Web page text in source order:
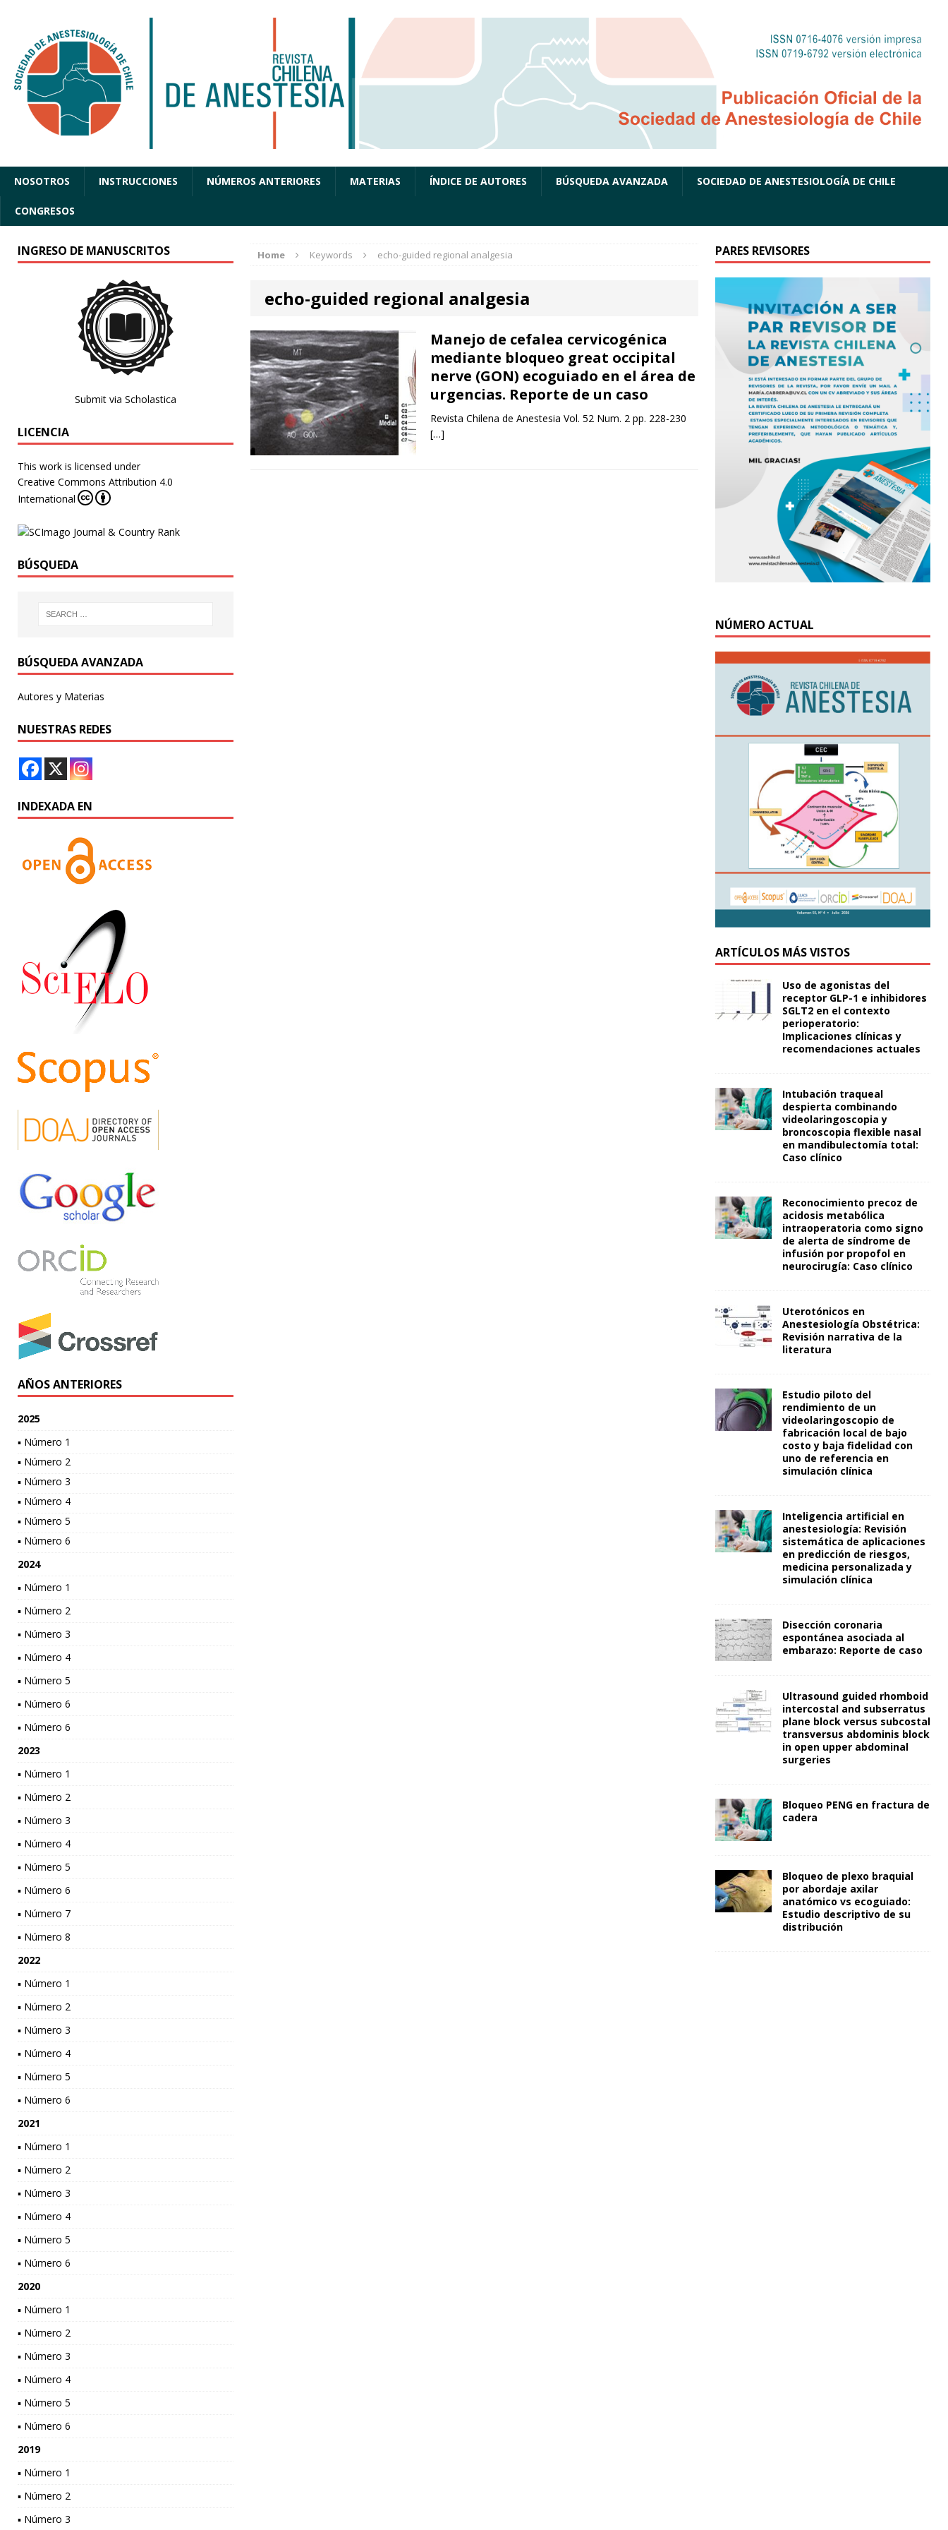
NOSOTROS INSTRUCCIONES NÚMEROS ANTERIORES MATERIAS ÍNDICE DE AUTORES BÚSQUEDA AVANZADA SOCIEDAD DE ANESTESIOLOGÍA DE CHILE
CONGRESOS
Home Keywords echo-guided regional analgesia
echo-guided regional analgesia
Manejo de cefalea cervicogénica
mediante bloqueo great occipital
nerve (GON) ecoguiado en el área de
urgencias. Reporte de un caso
Revista Chilena de Anestesia Vol. 52 Num. 2 pp. 228-230
[…]
INGRESO DE MANUSCRITOS
Submit via Scholastica
LICENCIA
This work is licensed under
Creative Commons Attribution 4.0
International
BÚSQUEDA
BÚSQUEDA AVANZADA
Autores y Materias
NUESTRAS REDES
INDEXADA EN
AÑOS ANTERIORES
2025
▪ Número 1
▪ Número 2
▪ Número 3
▪ Número 4
▪ Número 5
▪ Número 6
2024
▪ Número 1
▪ Número 2
▪ Número 3
▪ Número 4
▪ Número 5
▪ Número 6
▪ Número 6
2023
▪ Número 1
▪ Número 2
▪ Número 3
▪ Número 4
▪ Número 5
▪ Número 6
▪ Número 7
▪ Número 8
2022
▪ Número 1
▪ Número 2
▪ Número 3
▪ Número 4
▪ Número 5
▪ Número 6
2021
▪ Número 1
▪ Número 2
▪ Número 3
▪ Número 4
▪ Número 5
▪ Número 6
2020
▪ Número 1
▪ Número 2
▪ Número 3
▪ Número 4
▪ Número 5
▪ Número 6
2019
▪ Número 1
▪ Número 2
▪ Número 3
PARES REVISORES
NÚMERO ACTUAL
ARTÍCULOS MÁS VISTOS
Uso de agonistas del
receptor GLP-1 e inhibidores
SGLT2 en el contexto
perioperatorio:
Implicaciones clínicas y
recomendaciones actuales
Intubación traqueal
despierta combinando
videolaringoscopia y
broncoscopia flexible nasal
en mandibulectomía total:
Caso clínico
Reconocimiento precoz de
acidosis metabólica
intraoperatoria como signo
de alerta de síndrome de
infusión por propofol en
neurocirugía: Caso clínico
Uterotónicos en
Anestesiología Obstétrica:
Revisión narrativa de la
literatura
Estudio piloto del
rendimiento de un
videolaringoscopio de
fabricación local de bajo
costo y baja fidelidad con
uno de referencia en
simulación clínica
Inteligencia artificial en
anestesiología: Revisión
sistemática de aplicaciones
en predicción de riesgos,
medicina personalizada y
simulación clínica
Disección coronaria
espontánea asociada al
embarazo: Reporte de caso
Ultrasound guided rhomboid
intercostal and subserratus
plane block versus subcostal
transversus abdominis block
in open upper abdominal
surgeries
Bloqueo PENG en fractura de
cadera
Bloqueo de plexo braquial
por abordaje axilar
anatómico vs ecoguiado:
Estudio descriptivo de su
distribución